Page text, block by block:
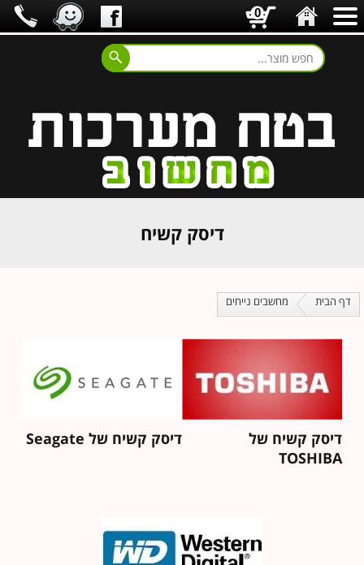
דיסק קשיח
דף הבית מחשבים נייחים
דיסק קשיח של
TOSHIBA
דיסק קשיח של Seagate
0